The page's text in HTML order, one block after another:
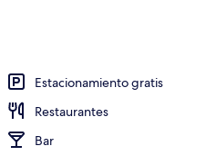
Estacionamiento gratis
Restaurantes
Bar